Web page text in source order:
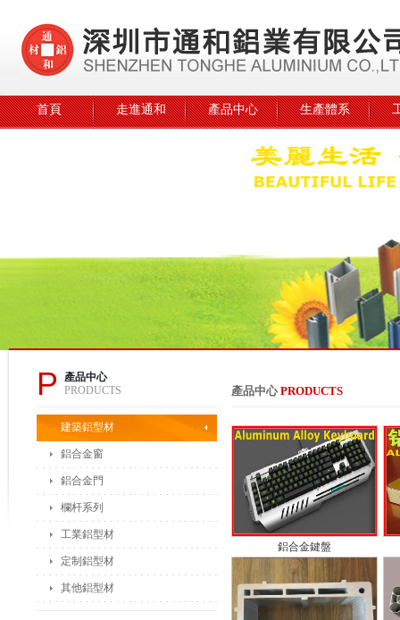
首頁 走進通和 產品中心 生產體系
P
產品中心
PRODUCTS
建築鋁型材
鋁合金窗
鋁合金門
欄杆系列
工業鋁型材
定制鋁型材
其他鋁型材
產品中心PRODUCTS
鋁合金鍵盤